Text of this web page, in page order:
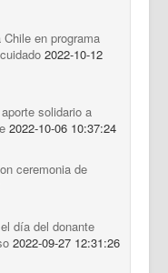
en programa
2022-10-12
solidario a
2022-10-06 10:37:24
ceremonia de
día del donante
2022-09-27 12:31:26